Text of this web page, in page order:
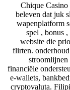
Chique
beleven dat juk
wapenplatform
spel , bonus
website die
flirten. onderhoud
financiële
e-wallets,
cryptovaluta.